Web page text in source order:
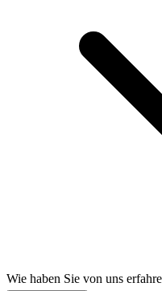
Wie haben Sie von uns